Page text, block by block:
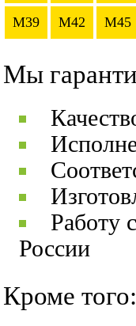
M39 M42 M45
Мы
Работу
России
Кроме того: